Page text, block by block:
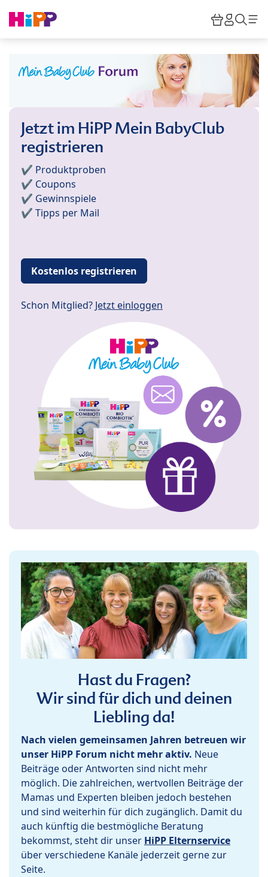
HiPP
Jetzt im HiPP Mein BabyClub
registrieren
✔️ Produktproben
✔️ Coupons
✔️ Gewinnspiele
✔️ Tipps per Mail
Kostenlos registrieren
Schon Mitglied? Jetzt einloggen
Hast du Fragen?
Wir sind für dich und deinen
Liebling da!
Nach vielen gemeinsamen Jahren betreuen wir
unser HiPP Forum nicht mehr aktiv. Neue
Beiträge oder Antworten sind nicht mehr
möglich. Die zahlreichen, wertvollen Beiträge der
Mamas und Experten bleiben jedoch bestehen
und sind weiterhin für dich zugänglich. Damit du
auch künftig die bestmögliche Beratung
bekommst, steht dir unser HiPP Elternservice
über verschiedene Kanäle jederzeit gerne zur
Seite.